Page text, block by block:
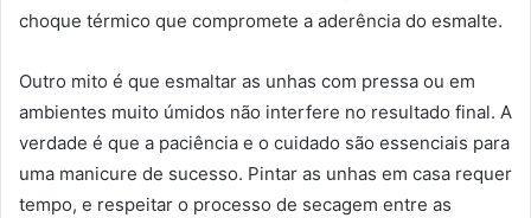
choque térmico que compromete a aderência do esmalte.
Outro mito é que esmaltar as unhas com pressa ou em
ambientes muito úmidos não interfere no resultado final. A
verdade é que a paciência e o cuidado são essenciais para
uma manicure de sucesso. Pintar as unhas em casa requer
tempo, e respeitar o processo de secagem entre as